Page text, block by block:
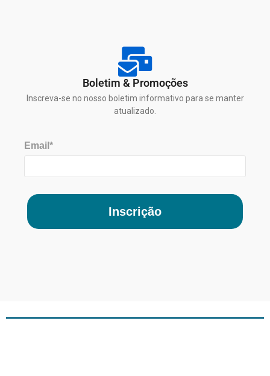
Boletim & Promoções
Inscreva-se no nosso boletim informativo para se manter
atualizado.
Email*
Inscrição